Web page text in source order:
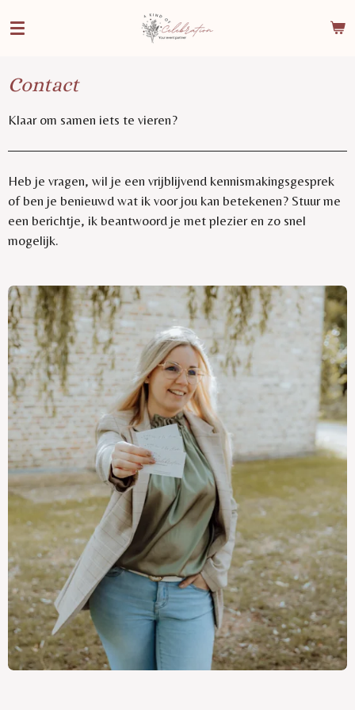
direct
de
hoofdinhoud
Contact
Klaar om samen iets te vieren?
Heb je vragen, wil je een vrijblijvend kennismakingsgesprek
of ben je benieuwd wat ik voor jou kan betekenen? Stuur me
een berichtje, ik beantwoord je met plezier en zo snel
mogelijk.